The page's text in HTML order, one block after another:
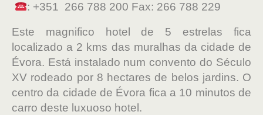
: +351 266 788 200 Fax: 266 788 229
Este magnifico hotel de 5 estrelas fica
localizado a 2 kms das muralhas da cidade de
Évora. Está instalado num convento do Século
XV rodeado por 8 hectares de belos jardins. O
centro da cidade de Évora fica a 10 minutos de
carro deste luxuoso hotel.